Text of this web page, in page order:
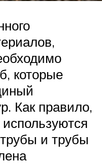
которые
Как правило,
используются
и трубы